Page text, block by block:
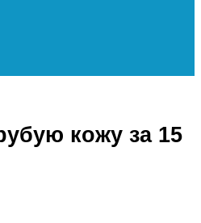
кожу за 15